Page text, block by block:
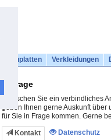
Bauplatten Verkleidungen
Anfrage
Wünschen Sie ein verbindliches
geben Ihnen gerne Auskunft
für Sie in Frage kommen. Gerne
Kontakt Datenschutz